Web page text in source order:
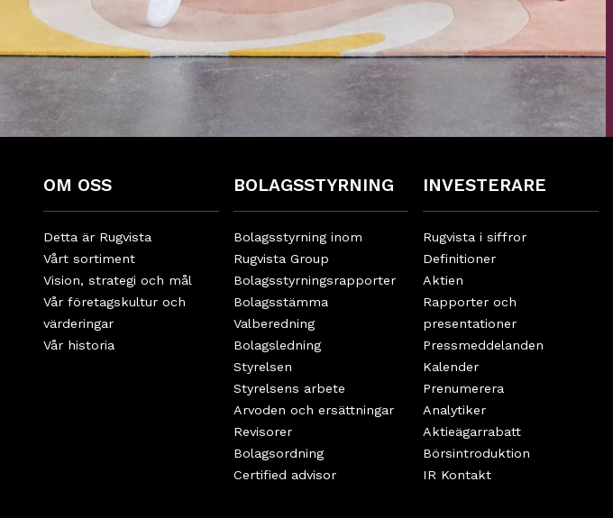
OM OSS
Detta är Rugvista
Vårt sortiment
Vision, strategi och mål
Vår företagskultur och
värderingar
Vår historia
BOLAGSSTYRNING
Bolagsstyrning inom
Rugvista Group
Bolagsstyrningsrapporter
Bolagsstämma
Valberedning
Bolagsledning
Styrelsen
Styrelsens arbete
Arvoden och ersättningar
Revisorer
Bolagsordning
Certified advisor
INVESTERARE
Rugvista i siffror
Definitioner
Aktien
Rapporter och
presentationer
Pressmeddelanden
Kalender
Prenumerera
Analytiker
Aktieägarrabatt
Börsintroduktion
IR Kontakt